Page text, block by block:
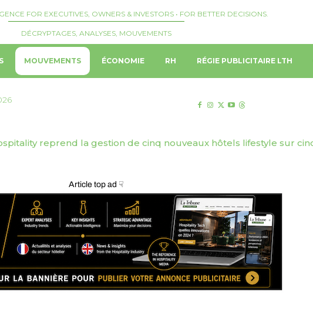
FOR EXECUTIVES, OWNERS & INVESTORS • FOR BETTER DECISIONS.
DÉCRYPTAGES, ANALYSES, MOUVEMENTS
MOUVEMENTS ÉCONOMIE RH RÉGIE PUBLICITAIRE LTH
& Congrès dévoile sa stratégie de tourisme responsable
Article top ad ☟